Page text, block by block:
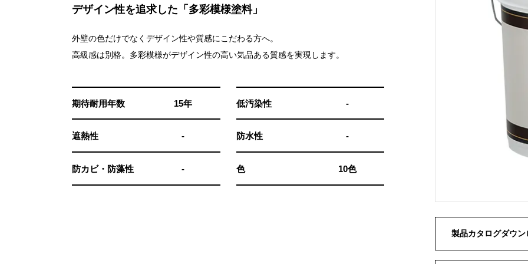
デザイン性を追求した「多彩模様塗料」
外壁の色だけでなくデザイン性や質感にこだわる方へ。
高級感は別格。多彩模様がデザイン性の高い気品ある質感を実現します。
期待耐用年数 15年 低汚染性 -
遮熱性 - 防水性 -
防カビ・防藻性 - 色 10色
製品カタログダウン